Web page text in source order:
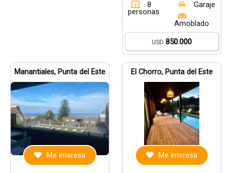
8
personas
Garaje
Amoblado
USD 850.000
Manantiales, Punta del Este
Me interesa
El Chorro, Punta del Este
Me interesa